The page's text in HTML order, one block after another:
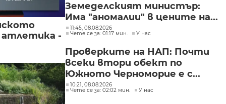
атлетика -
Земеделският министър:
Има "аномалии" в цените на...
11:45, 08.08.2026
Чете се за: 01:17 мин.
У нас
Проверките на НАП: Почти
всеки втори обект по
Южното Черноморие е с...
10:21, 08.08.2026
Чете се за: 02:02 мин.
У нас